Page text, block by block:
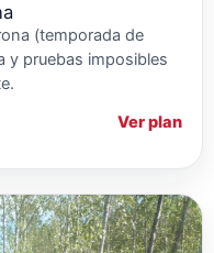
(temporada de
y pruebas imposibles
Ver plan